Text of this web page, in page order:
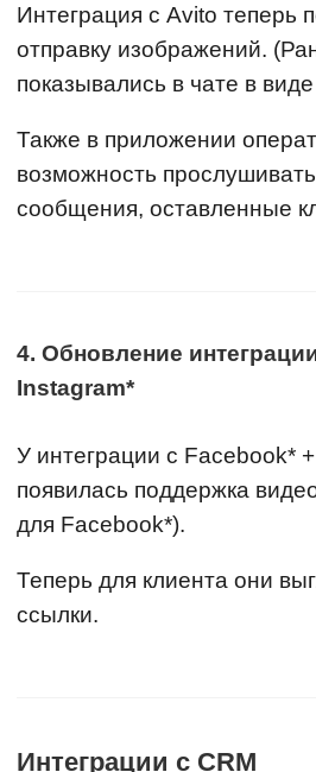
Интеграция с Avito теперь
отправку изображений.
показывались в чате в
Также в приложении
возможность
сообщения, оставленные
4. Обновление
Instagram*
У интеграции с Facebook*
появилась поддержка
для Facebook*).
Теперь для клиента они
ссылки.
Интеграции с CRM